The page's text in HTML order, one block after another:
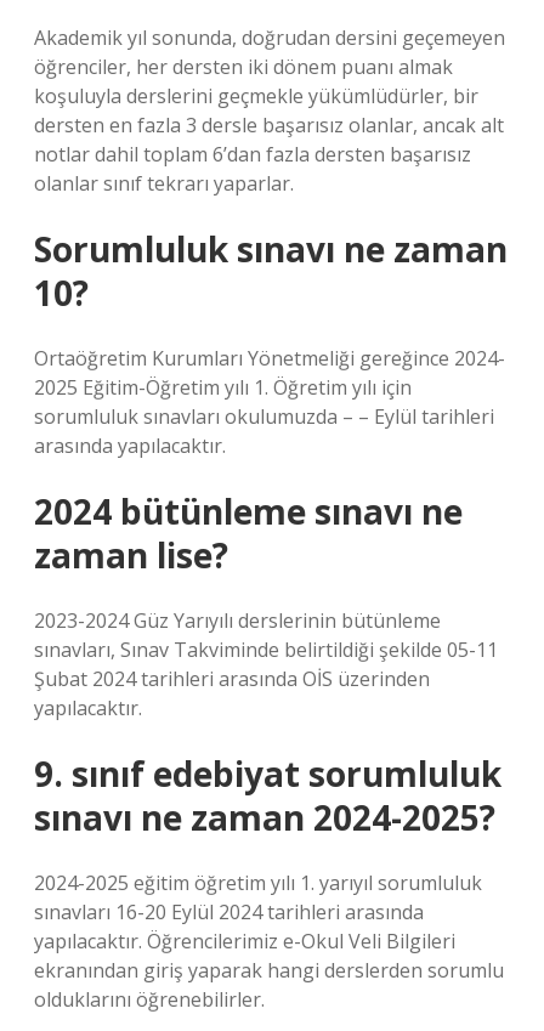
Akademik yıl sonunda, doğrudan dersini geçemeyen
öğrenciler, her dersten iki dönem puanı almak
koşuluyla derslerini geçmekle yükümlüdürler, bir
dersten en fazla 3 dersle başarısız olanlar, ancak alt
notlar dahil toplam 6’dan fazla dersten başarısız
olanlar sınıf tekrarı yaparlar.
Sorumluluk sınavı ne zaman
10?
Ortaöğretim Kurumları Yönetmeliği gereğince 2024-
2025 Eğitim-Öğretim yılı 1. Öğretim yılı için
sorumluluk sınavları okulumuzda – – Eylül tarihleri ​​
arasında yapılacaktır.
2024 bütünleme sınavı ne
zaman lise?
2023-2024 Güz Yarıyılı derslerinin bütünleme
sınavları, Sınav Takviminde belirtildiği şekilde 05-11
Şubat 2024 tarihleri ​​arasında OİS üzerinden
yapılacaktır.
9. sınıf edebiyat sorumluluk
sınavı ne zaman 2024-2025?
2024-2025 eğitim öğretim yılı 1. yarıyıl sorumluluk
sınavları 16-20 Eylül 2024 tarihleri ​​arasında
yapılacaktır. Öğrencilerimiz e-Okul Veli Bilgileri
ekranından giriş yaparak hangi derslerden sorumlu
olduklarını öğrenebilirler.